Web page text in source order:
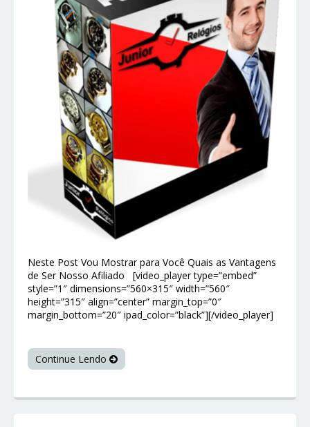
Neste Post Vou Mostrar para Você Quais as Vantagens
de Ser Nosso Afiliado [video_player type=”embed”
style=”1″ dimensions=”560×315″ width=”560″
height=”315″ align=”center” margin_top=”0″
margin_bottom=”20″ ipad_color=”black”][/video_player]
Continue Lendo